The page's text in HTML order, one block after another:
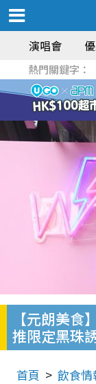
演唱會
熱門關鍵字：
【元朗美
推限定黑珠
首頁 飲食情